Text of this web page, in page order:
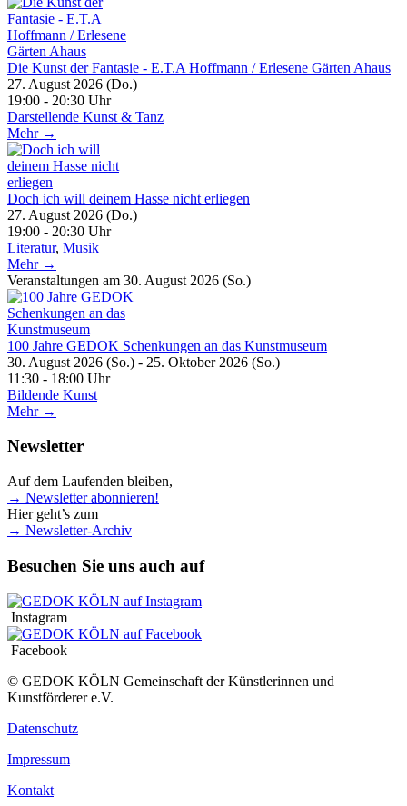
Die Kunst der Fantasie - E.T.A Hoffmann / Erlesene Gärten Ahaus
27. August 2026 (Do.)
19:00 - 20:30 Uhr
Darstellende Kunst & Tanz
Mehr →
Doch ich will deinem Hasse nicht erliegen
27. August 2026 (Do.)
19:00 - 20:30 Uhr
Literatur, Musik
Mehr →
Veranstaltungen am 30. August 2026 (So.)
100 Jahre GEDOK Schenkungen an das Kunstmuseum
30. August 2026 (So.) - 25. Oktober 2026 (So.)
11:30 - 18:00 Uhr
Bildende Kunst
Mehr →
Newsletter
Auf dem Laufenden bleiben,
→ Newsletter abonnieren!
Hier geht’s zum
→ Newsletter-Archiv
Besuchen Sie uns auch auf
Instagram
Facebook
© GEDOK KÖLN Gemeinschaft der Künstlerinnen und
Kunstförderer e.V.
Datenschutz
Impressum
Kontakt